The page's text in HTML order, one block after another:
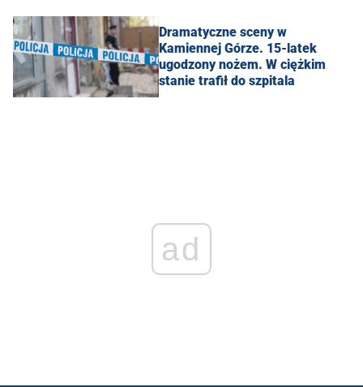
Dramatyczne sceny w
Kamiennej Górze. 15-latek
ugodzony nożem. W ciężkim
stanie trafił do szpitala
ad